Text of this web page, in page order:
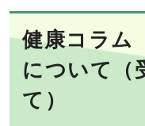
健康コラム
について（
て）